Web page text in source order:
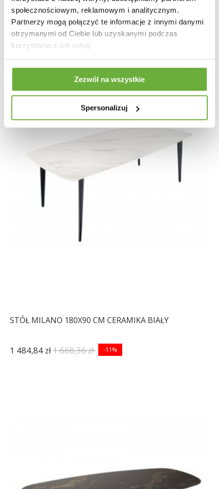
społecznościowym, reklamowym i analitycznym.
Partnerzy mogą połączyć te informacje z innymi danymi
otrzymanymi od Ciebie lub uzyskanymi podczas
korzystania z ich usług.
Zezwól na wszystkie
Spersonalizuj
5 663,78 zł6 992,32 zł -19%
STÓŁ MILANO 180X90 CM CERAMIKA BIAŁY
1 484,84 zł1 668,36 zł -11%